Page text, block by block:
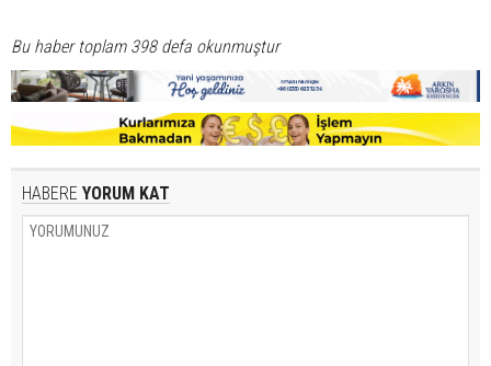
Bu haber toplam 398 defa okunmuştur
HABERE YORUM KAT